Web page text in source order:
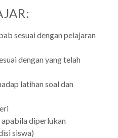
sesuai dengan pelajaran
dengan yang telah
latihan soal dan
apabila diperlukan
siswa)